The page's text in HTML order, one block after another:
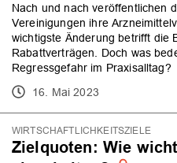
Nach und nach veröffentlichen
Vereinigungen ihre
wichtigste Änderung betrifft die
Rabattverträgen. Doch was
Regressgefahr im Praxisalltag?
16. Mai 2023
WIRTSCHAFTLICHKEITSZIELE
Zielquoten: Wie